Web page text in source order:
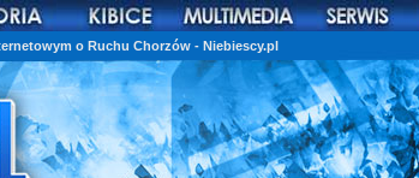
o Ruchu Chorzów - Niebiescy.pl